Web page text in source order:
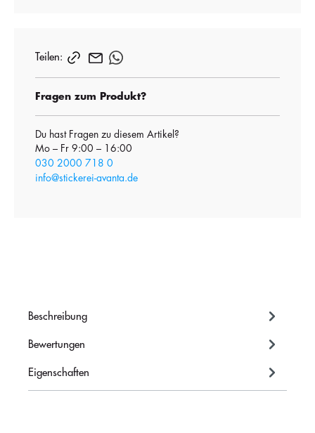
Teilen:
Fragen zum Produkt?
Du hast Fragen zu diesem Artikel?
Mo – Fr 9:00 – 16:00
030 2000 718 0
info@stickerei-avanta.de
Beschreibung
Bewertungen
Eigenschaften